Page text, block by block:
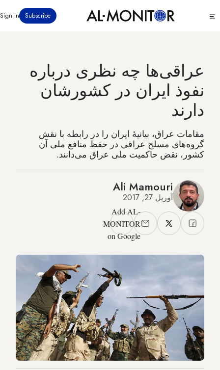
به
Subscribe
Sign in
عراقی‌ها چه نظری درباره
نفوذ ایران در کشورشان
دارند
مقامات عراق، بیانیهٔ ایران را در رابطه با نقش
گروه‌های مسلح عراقی در حفظ منافع ملی آن
کشور، نقض حاکمیت ملی عراق می‌دانند.
Ali Mamouri
آوریل 27, 2017
Add AL-
MONITOR
on Google